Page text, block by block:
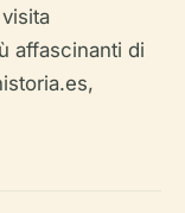
affascinanti di